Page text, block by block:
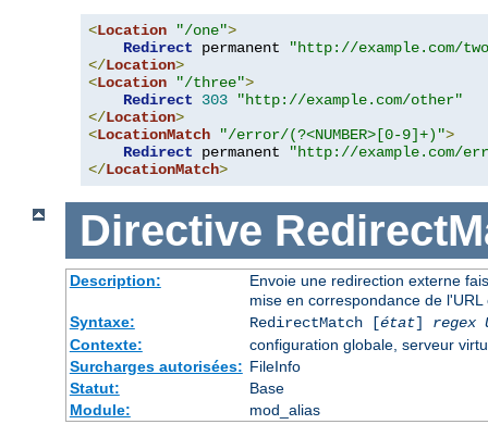
<Location "/one">
Redirect permanent
"http://example.com/
</Location>
<Location "/three">
Redirect
303
"http://example.com/other"
</Location>
<LocationMatch "/error/(?<NUMBER>[0-9]+)">
Redirect permanent
"http://example.com/
</LocationMatch>
Directive
Description:
Envoie une redirection externe
mise en correspondance de l'URL
Syntaxe:
RedirectMatch [état] regex
Contexte:
configuration globale, serveur
Surcharges autorisées: FileInfo
Statut:
Base
Module:
mod_alias